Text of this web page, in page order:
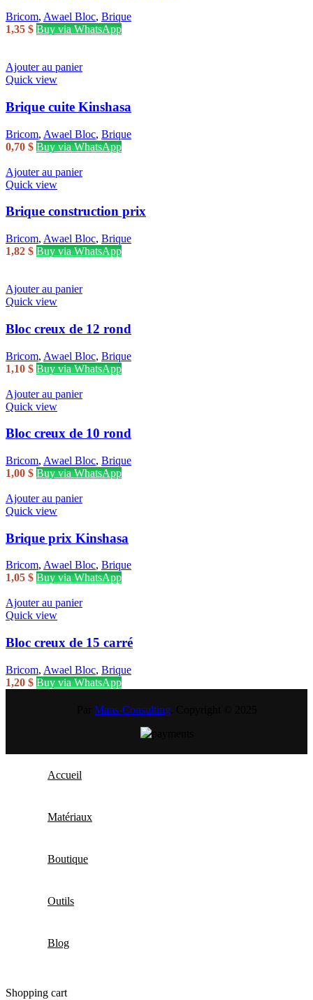
Bricom, Awael Bloc, Brique
1,35 $ Buy via WhatsApp
Ajouter au panier
Quick view
Brique cuite Kinshasa
Bricom, Awael Bloc, Brique
0,70 $ Buy via WhatsApp
Ajouter au panier
Quick view
Brique construction prix
Bricom, Awael Bloc, Brique
1,82 $ Buy via WhatsApp
Ajouter au panier
Quick view
Bloc creux de 12 rond
Bricom, Awael Bloc, Brique
1,10 $ Buy via WhatsApp
Ajouter au panier
Quick view
Bloc creux de 10 rond
Bricom, Awael Bloc, Brique
1,00 $ Buy via WhatsApp
Ajouter au panier
Quick view
Brique prix Kinshasa
Bricom, Awael Bloc, Brique
1,05 $ Buy via WhatsApp
Ajouter au panier
Quick view
Bloc creux de 15 carré
Bricom, Awael Bloc, Brique
1,20 $ Buy via WhatsApp
Mans-Consulting
Accueil
Matériaux
Boutique
Outils
Blog
Shopping cart